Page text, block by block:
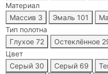
Материал
Массив 3 Эмаль 101
Тип полотна
Глухое 72 Остеклённое
Цвет
Серый 30 Серый 69